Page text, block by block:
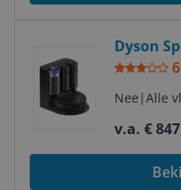
Dyson
Nee |Alle
v.a. €